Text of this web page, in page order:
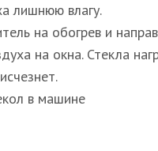
лишнюю влагу.
на обогрев и
на окна. Стекла